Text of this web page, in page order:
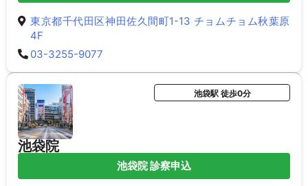
東京都千代田区神田佐久間町1-13 チョムチョム秋葉原
4F
03-3255-9077
池袋院
池袋駅 徒歩0分
池袋院 診察申込